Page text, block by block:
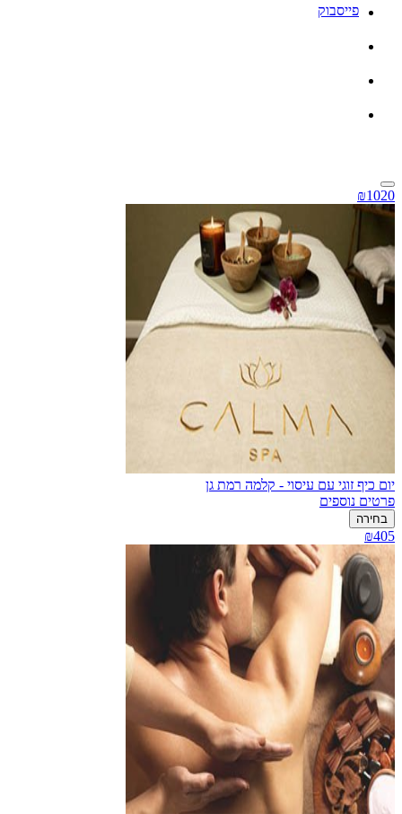
פייסבוק
₪1020
יום כיף זוגי עם עיסוי - קלמה רמת גן
פרטים נוספים
בחירה
₪405